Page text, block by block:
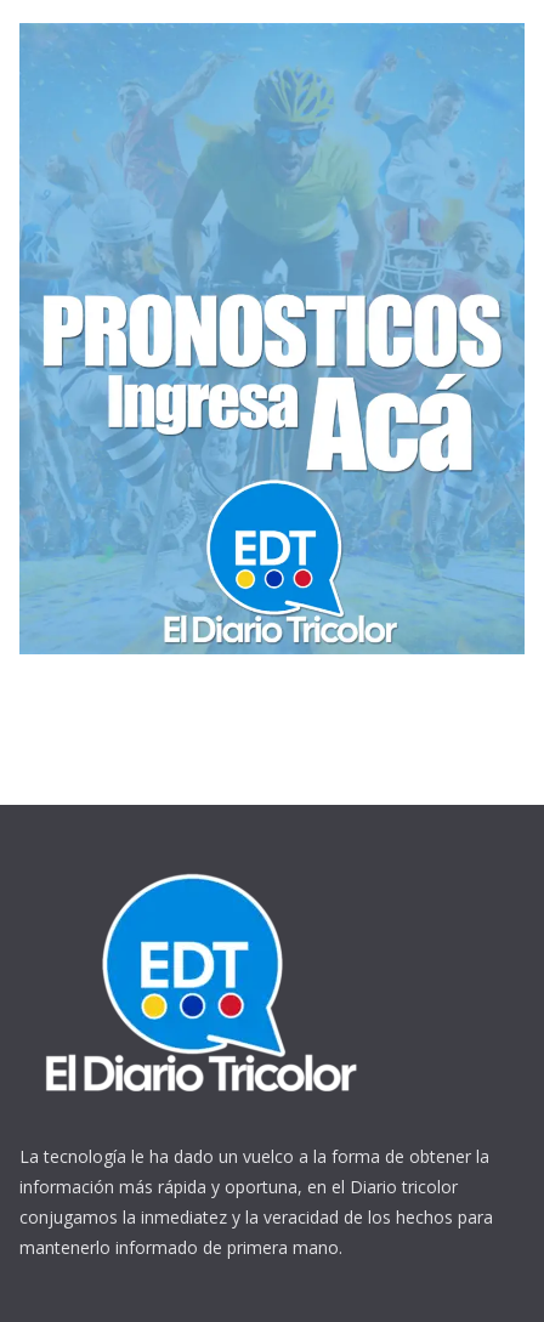
La tecnología le ha dado un vuelco a la forma de obtener la
información más rápida y oportuna, en el Diario tricolor
conjugamos la inmediatez y la veracidad de los hechos para
mantenerlo informado de primera mano.